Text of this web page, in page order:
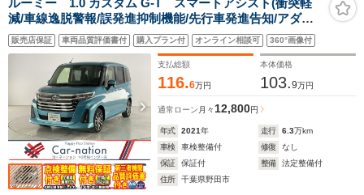
ルーミー 1.0 カスタム G-T スマートアシスト(衝突軽
減/車線逸脱警報/誤発進抑制機能/先行車発進告知/アダプ
ティブクルコン・ドライビングビーム)/LEDヘッドライ
ト・Fフォグ/両側電動スライド/純正メモリーナビ/フルセ
グ/DVD/Bluetooth/ETC
販売店保証 車両品質評価書付 購入プラン付 オンライン相談可 360°画像付
支払総額
116.6万円
本体価格
103.9万円
通常ローン 月々12,800円
年式 2021年 走行 6.3万km
車検
車検整備付 修復
なし
保証
保証付 整備
法定整備付
住所
千葉県野田市